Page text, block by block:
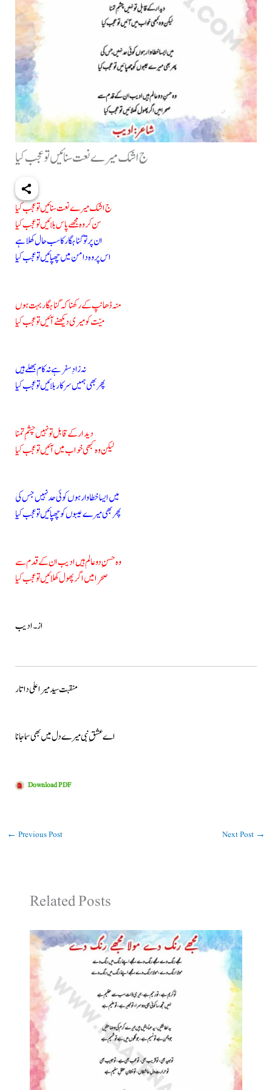
ج اشک میرے نعت سنائیں تو عجب کیا
ج اشک میرے نعت سنائیں تو عجب کیا
سن کر وہ مجھے پاس بلائیں تو عجب کیا
ان پر تو گناہگار کا سب حال کھلا ہے
اس پر وہ دامن میں چھپائیں تو عجب کیا
منہ ڈھانپ کے رکھنا کہ گناہگار بہت ہوں
میّت کو میری دیکھنے آئیں تو عجب کیا
نہ زادِ سفر ہے نہ کام بھلے ہیں
پھر بھی ہمیں سرکار بلائیں تو عجب کیا
دیدار کے قابل تو نہیں چشمِ تمنا
لیکن وہ کبھی خواب میں آئیں تو عجب کیا
میں ایسا خطاوار ہوں کوئی حد نہیں جس کی
پھر بھی میرے عیبوں کو چھپائیں تو عجب کیا
وہ حسنِ دو عالم ہیں ادیب ان کے قدم سے
صحرا میں اگر پھول کھلائیں تو عجب کیا
از۔ ادیب
منقبت سید میرا علی داتار
اے عشقِ نبی میرے دل میں بھی سما جانا
Download PDF
← Previous Post Next Post →
Related Posts